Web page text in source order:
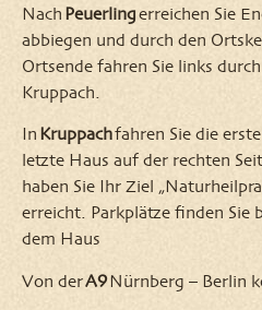
NachPeuerlingerreichen Sie
abbiegen und durch den
Ortsende fahren Sie links
Kruppach.
InKruppachfahren Sie die
letzte Haus auf der rechten
haben Sie Ihr Ziel
erreicht. Parkplätze finden
dem Haus
Von derA9Nürnberg – Berlin